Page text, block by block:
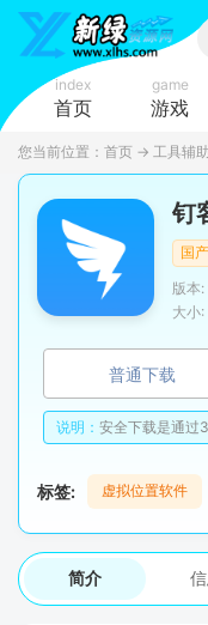
index
首页
game
游戏
您当前位置： 首页 → 工具辅助
钉
国
版本
大小
普通下载
说明： 安全下载是通过
标签: 虚拟位置软件
简介